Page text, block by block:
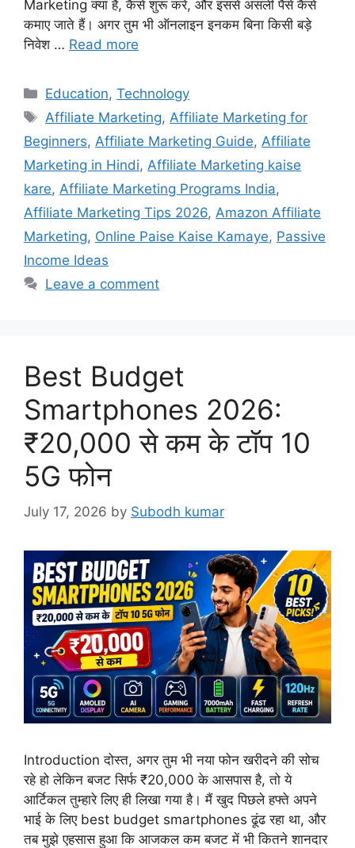
Marketing क्या है, कैसे शुरू करें, और इससे असली पैसे कैसे
कमाए जाते हैं। अगर तुम भी ऑनलाइन इनकम बिना किसी बड़े
निवेश … Read more
Education,Technology
Affiliate Marketing,Affiliate Marketing for
Beginners, Affiliate Marketing Guide, Affiliate
Marketing in Hindi, Affiliate Marketing kaise
kare, Affiliate Marketing Programs India,
Affiliate Marketing Tips 2026, Amazon Affiliate
Marketing, Online Paise Kaise Kamaye, Passive
Income Ideas
Leave a comment
Best Budget
Smartphones 2026:
₹20,000 से कम के टॉप 10
5G फोन
July 17, 2026 by Subodh kumar
Introduction दोस्त, अगर तुम भी नया फोन खरीदने की सोच
रहे हो लेकिन बजट सिर्फ ₹20,000 के आसपास है, तो ये
आर्टिकल तुम्हारे लिए ही लिखा गया है। मैं खुद पिछले हफ्ते अपने
भाई के लिए best budget smartphones ढूंढ रहा था, और
तब मुझे एहसास हुआ कि आजकल कम बजट में भी कितने शानदार